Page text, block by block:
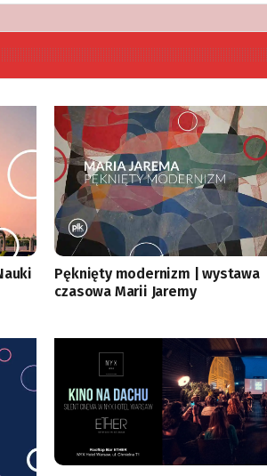
Pęknięty modernizm | wystawa
czasowa Marii Jaremy